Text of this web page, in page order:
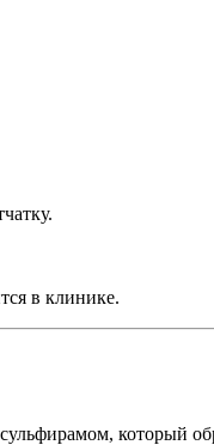
в клинике.
который